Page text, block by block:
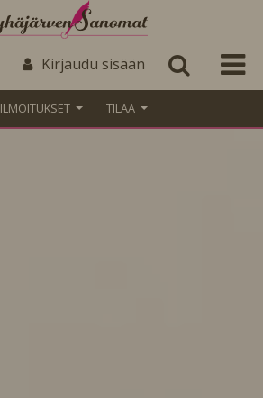
Kirjaudu sisään
ILMOITUKSET TILAA